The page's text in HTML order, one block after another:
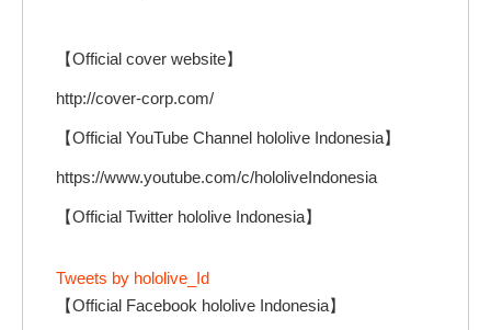
【Official cover website】
http://cover-corp.com/
【Official YouTube Channel hololive Indonesia】
https://www.youtube.com/c/hololiveIndonesia
【Official Twitter hololive Indonesia】
Tweets by hololive_Id
【Official Facebook hololive Indonesia】